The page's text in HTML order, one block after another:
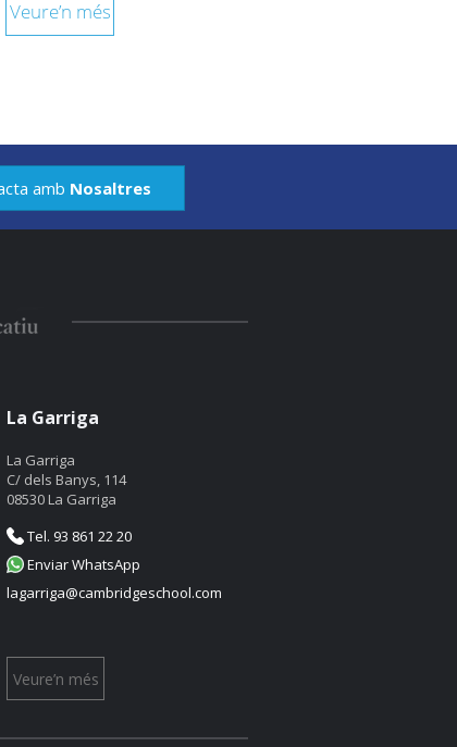
Veure’n més
amb Nosaltres
La Garriga
La Garriga
C/ dels Banys, 114
08530 La Garriga
Tel. 93 861 22 20
Enviar WhatsApp
lagarriga@cambridgeschool.com
Veure’n més